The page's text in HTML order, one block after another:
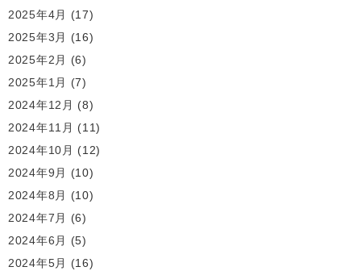
2025年4月
(17)
2025年3月
(16)
2025年2月
(6)
2025年1月
(7)
2024年12月 (8)
2024年11月 (11)
2024年10月 (12)
2024年9月
(10)
2024年8月
(10)
2024年7月
(6)
2024年6月
(5)
2024年5月
(16)